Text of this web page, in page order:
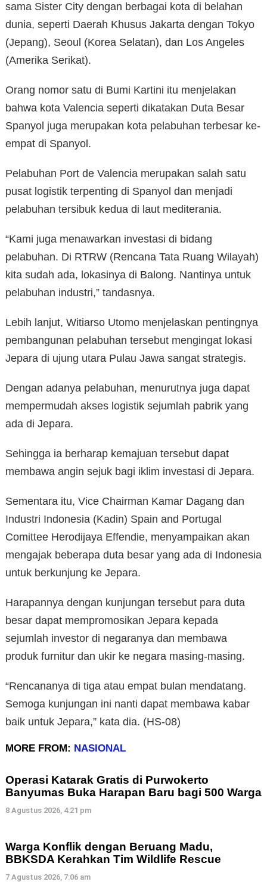
sama Sister City dengan berbagai kota di belahan
dunia, seperti Daerah Khusus Jakarta dengan Tokyo
(Jepang), Seoul (Korea Selatan), dan Los Angeles
(Amerika Serikat).
Orang nomor satu di Bumi Kartini itu menjelakan
bahwa kota Valencia seperti dikatakan Duta Besar
Spanyol juga merupakan kota pelabuhan terbesar ke-
empat di Spanyol.
Pelabuhan Port de Valencia merupakan salah satu
pusat logistik terpenting di Spanyol dan menjadi
pelabuhan tersibuk kedua di laut mediterania.
“Kami juga menawarkan investasi di bidang
pelabuhan. Di RTRW (Rencana Tata Ruang Wilayah)
kita sudah ada, lokasinya di Balong. Nantinya untuk
pelabuhan industri,” tandasnya.
Lebih lanjut, Witiarso Utomo menjelaskan pentingnya
pembangunan pelabuhan tersebut mengingat lokasi
Jepara di ujung utara Pulau Jawa sangat strategis.
Dengan adanya pelabuhan, menurutnya juga dapat
mempermudah akses logistik sejumlah pabrik yang
ada di Jepara.
Sehingga ia berharap kemajuan tersebut dapat
membawa angin sejuk bagi iklim investasi di Jepara.
Sementara itu, Vice Chairman Kamar Dagang dan
Industri Indonesia (Kadin) Spain and Portugal
Comittee Herodijaya Effendie, menyampaikan akan
mengajak beberapa duta besar yang ada di Indonesia
untuk berkunjung ke Jepara.
Harapannya dengan kunjungan tersebut para duta
besar dapat mempromosikan Jepara kepada
sejumlah investor di negaranya dan membawa
produk furnitur dan ukir ke negara masing-masing.
“Rencananya di tiga atau empat bulan mendatang.
Semoga kunjungan ini nanti dapat membawa kabar
baik untuk Jepara,” kata dia. (HS-08)
MORE FROM: NASIONAL
Operasi Katarak Gratis di Purwokerto
Banyumas Buka Harapan Baru bagi 500 Warga
8 Agustus 2026, 4:21 pm
Warga Konflik dengan Beruang Madu,
BBKSDA Kerahkan Tim Wildlife Rescue
7 Agustus 2026, 7:06 am